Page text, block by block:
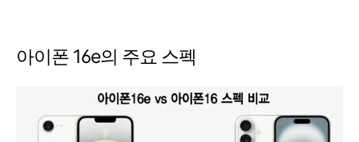
아이폰 16e의 주요 스펙